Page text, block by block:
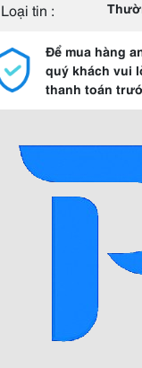
Loại tin :
Để mua hàng
quý khách vui
thanh toán